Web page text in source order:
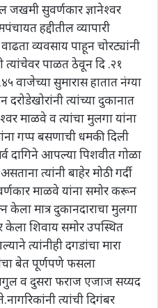
जखमी सुवर्णकार ज्ञानेश्वर
हद्दीतील व्यापारी
व्यवसाय पाहून चोरट्यांनी
त्यांचेवर पाळत ठेवून दि .२१
वाजेच्या सुमारास हातात नंग्या
त्यांच्या दुकानात
माळवे व त्यांचा मुलगा यांना
गप्प बसणाची धमकी दिली
दागिने आपल्या पिशवीत गोळा
त्यांनी बाहेर मोठी गर्दी
माळवे यांना समोर करून
केला मात्र दुकानदाराचा मुलगा
केला शिवाय समोर उपस्थित
त्यांनीही दगडांचा मारा
बेत पूर्णपणे फसला
व दुसरा फराज एजाज सय्यद
त्यांची दिगंबर